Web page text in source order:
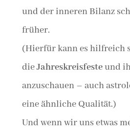
und der inneren Bilanz
früher.
(Hierfür kann es hilfreich
dieJahreskreisfesteund
anzuschauen – auch
eine ähnliche Qualität.)
Und wenn wir uns etwas